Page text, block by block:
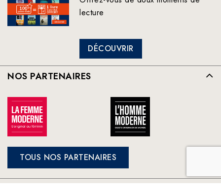
lecture
DÉCOUVRIR
NOS PARTENAIRES
TOUS NOS PARTENAIRES